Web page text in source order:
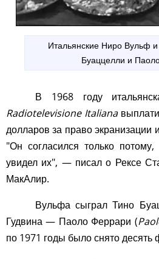
Итальянские Ниро Вульф
Буаццелли и
В 1968 году
Radiotelevisione Italiana
долларов за право
"Он согласился только
увидел их", — писал о Рексе
МакАлир.
Вульфа сыграл Тино
Гудвина — Паоло Феррари (
по 1971 годы было снято десять